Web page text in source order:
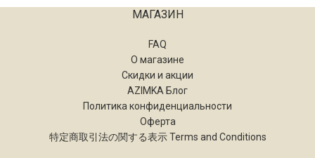
МАГАЗИН
FAQ
О магазине
Скидки и акции
AZIMKA Блог
Политика конфиденциальности
Оферта
特定商取引法の関する表示 Terms and Conditions